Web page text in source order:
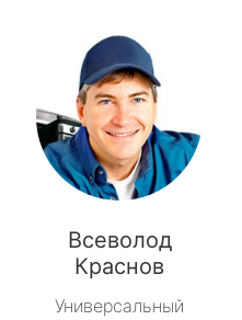
Всеволод
Краснов
Универсальный